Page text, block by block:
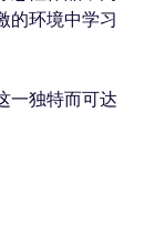
的环境中学习
一独特而可达